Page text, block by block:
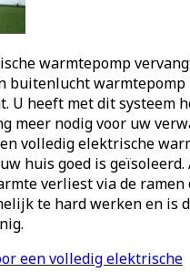
warmtepomp
buitenlucht
U heeft met dit systeem
meer nodig voor uw
volledig elektrische
huis goed is geïsoleerd.
verliest via de ramen
te hard werken en is
een volledig elektrische